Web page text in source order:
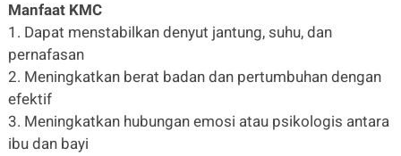
Manfaat KMC
1. Dapat menstabilkan denyut jantung, suhu, dan
pernafasan
2. Meningkatkan berat badan dan pertumbuhan dengan
efektif
3. Meningkatkan hubungan emosi atau psikologis antara
ibu dan bayi